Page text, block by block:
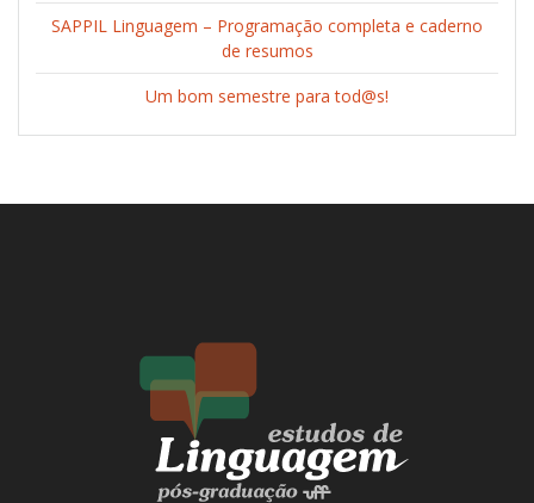
SAPPIL Linguagem – Programação completa e caderno
de resumos
Um bom semestre para tod@s!